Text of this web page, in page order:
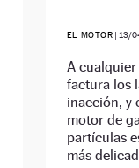
EL MOTOR | 13/
A
factura los
inacción, y
motor de
partículas
más